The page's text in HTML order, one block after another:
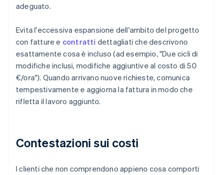
adeguato.
Evita l'eccessiva espansione dell'ambito del progetto
con fatture e contratti dettagliati che descrivono
esattamente cosa è incluso (ad esempio, "Due cicli di
modifiche inclusi, modifiche aggiuntive al costo di 50
€/ora"). Quando arrivano nuove richieste, comunica
tempestivamente e aggiorna la fattura in modo che
rifletta il lavoro aggiunto.
Contestazioni sui costi
I clienti che non comprendono appieno cosa comporti